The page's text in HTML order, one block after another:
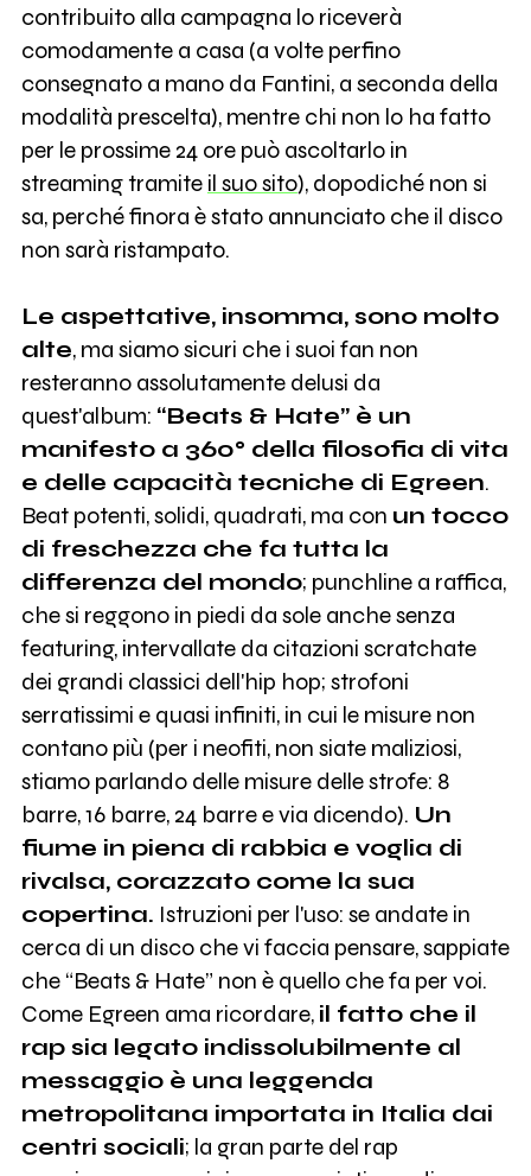
contribuito alla campagna lo riceverà
comodamente a casa (a volte perfino
consegnato a mano da Fantini, a seconda della
modalità prescelta), mentre chi non lo ha fatto
per le prossime 24 ore può ascoltarlo in
streaming tramite il suo sito), dopodiché non si
sa, perché finora è stato annunciato che il disco
non sarà ristampato.
Le aspettative, insomma, sono molto
alte, ma siamo sicuri che i suoi fan non
resteranno assolutamente delusi da
quest'album: “Beats & Hate” è un
manifesto a 360° della filosofia di vita
e delle capacità tecniche di Egreen.
Beat potenti, solidi, quadrati, ma con un tocco
di freschezza che fa tutta la
differenza del mondo; punchline a raffica,
che si reggono in piedi da sole anche senza
featuring, intervallate da citazioni scratchate
dei grandi classici dell'hip hop; strofoni
serratissimi e quasi infiniti, in cui le misure non
contano più (per i neofiti, non siate maliziosi,
stiamo parlando delle misure delle strofe: 8
barre, 16 barre, 24 barre e via dicendo). Un
fiume in piena di rabbia e voglia di
rivalsa, corazzato come la sua
copertina. Istruzioni per l'uso: se andate in
cerca di un disco che vi faccia pensare, sappiate
che “Beats & Hate” non è quello che fa per voi.
Come Egreen ama ricordare, il fatto che il
rap sia legato indissolubilmente al
messaggio è una leggenda
metropolitana importata in Italia dai
centri sociali; la gran parte del rap